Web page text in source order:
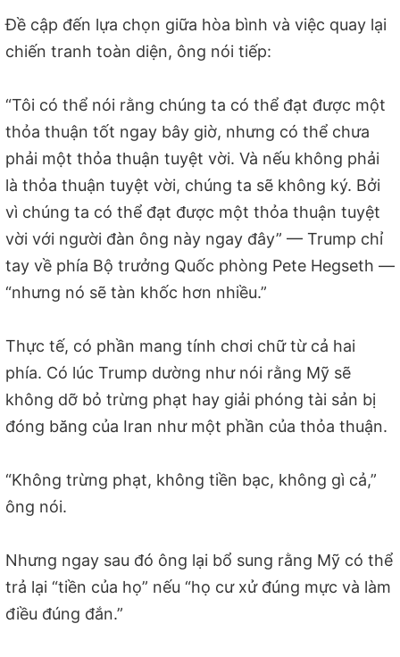
Đề cập đến lựa chọn giữa hòa bình và việc quay lại
chiến tranh toàn diện, ông nói tiếp:
“Tôi có thể nói rằng chúng ta có thể đạt được một
thỏa thuận tốt ngay bây giờ, nhưng có thể chưa
phải một thỏa thuận tuyệt vời. Và nếu không phải
là thỏa thuận tuyệt vời, chúng ta sẽ không ký. Bởi
vì chúng ta có thể đạt được một thỏa thuận tuyệt
vời với người đàn ông này ngay đây” — Trump chỉ
tay về phía Bộ trưởng Quốc phòng Pete Hegseth —
“nhưng nó sẽ tàn khốc hơn nhiều.”
Thực tế, có phần mang tính chơi chữ từ cả hai
phía. Có lúc Trump dường như nói rằng Mỹ sẽ
không dỡ bỏ trừng phạt hay giải phóng tài sản bị
đóng băng của Iran như một phần của thỏa thuận.
“Không trừng phạt, không tiền bạc, không gì cả,”
ông nói.
Nhưng ngay sau đó ông lại bổ sung rằng Mỹ có thể
trả lại “tiền của họ” nếu “họ cư xử đúng mực và làm
điều đúng đắn.”